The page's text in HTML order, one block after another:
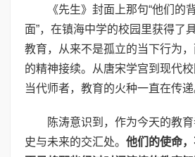
《先生》封面上那句“他们的
面”，在镇海中学的校园里获得了
教育，从来不是孤立的当下行为
的精神接续。从唐宋学宫到现代
当代师者，教育的火种一直在传递
陈涛意识到，作为今天的教
史与未来的交汇处。 他们的使命，